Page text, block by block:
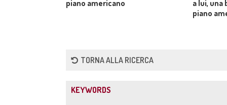
piano americano
a lui, una
piano
TORNA ALLA RICERCA
KEYWORDS